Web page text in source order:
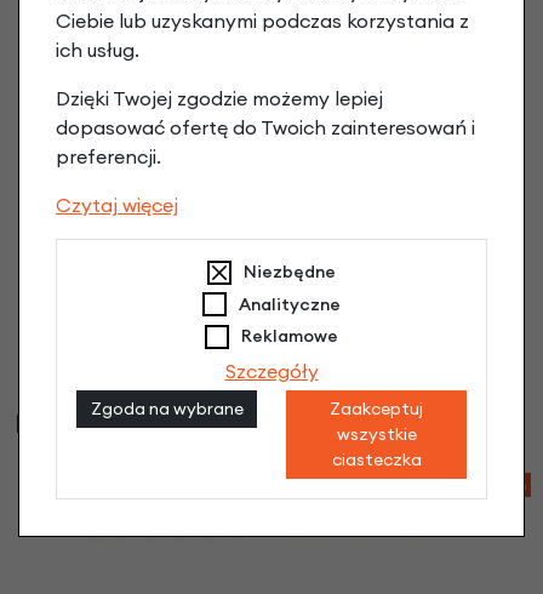
Najczęściej kupowane
-14%
Ciebie lub uzyskanymi podczas korzystania z
ich usług.
Dzięki Twojej zgodzie możemy lepiej
dopasować ofertę do Twoich zainteresowań i
preferencji.
Czytaj więcej
Niezbędne
Analityczne
Reklamowe
Szczegóły
Zgoda na wybrane
Zaakceptuj
wszystkie
ciasteczka